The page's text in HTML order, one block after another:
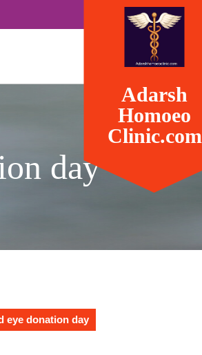
Adarsh
Homoeo
Clinic.com
day
eye donation day